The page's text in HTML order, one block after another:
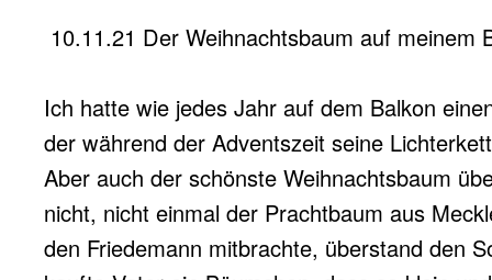
10.11.21 Der Weihnachtsbaum auf meinem
Ich hatte wie jedes Jahr auf dem Balkon
der während der Adventszeit seine
Aber auch der schönste Weihnachtsbaum
nicht, nicht einmal der Prachtbaum aus
den Friedemann mitbrachte, überstand den